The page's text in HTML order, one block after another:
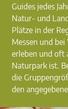
Guides jedes
Natur- und
Plätze in der
Messen und
erleben und oft
Naturpark ist.
die
den